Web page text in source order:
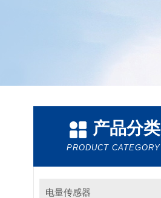
产品分类
PRODUCT CATEGORY
电量传感器